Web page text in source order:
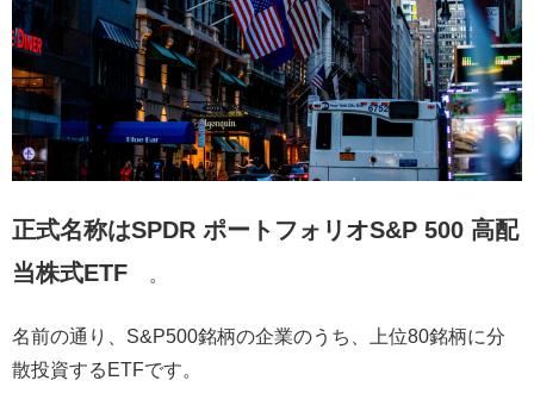
正式名称はSPDR ポートフォリオS&P 500 高配
当株式ETF
。
名前の通り、S&P500銘柄の企業のうち、上位80銘柄に分
散投資するETFです。